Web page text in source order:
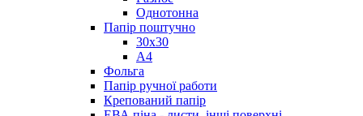
Однотонна
Папір поштучно
30х30
А4
Фольга
Папір ручної работи
Крепований папір